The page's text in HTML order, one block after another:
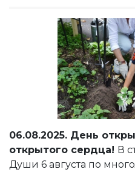
06.08.2025. День
открытого сердца! В
Души 6 августа по